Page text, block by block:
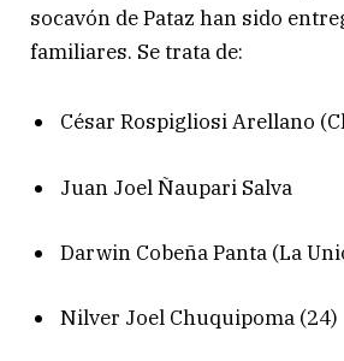
socavón de Pataz han sido
familiares. Se trata de:
César Rospigliosi Arellano
Juan Joel Ñaupari Salva
Darwin Cobeña Panta (La
Nilver Joel Chuquipoma (24)